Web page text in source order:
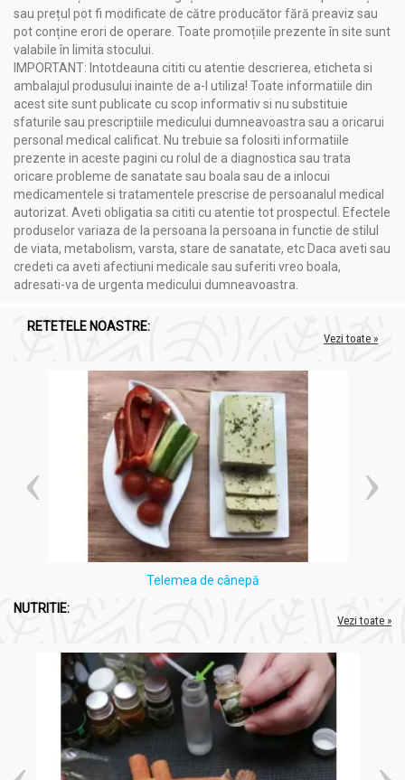
sau prețul pot fi modificate de către producător fără preaviz sau
pot conține erori de operare. Toate promoțiile prezente în site sunt
valabile în limita stocului.
IMPORTANT: Intotdeauna cititi cu atentie descrierea, eticheta si
ambalajul produsului inainte de a-l utiliza! Toate informatiile din
acest site sunt publicate cu scop informativ si nu substituie
sfaturile sau prescriptiile medicului dumneavoastra sau a oricarui
personal medical calificat. Nu trebuie sa folositi informatiile
prezente in aceste pagini cu rolul de a diagnostica sau trata
oricare probleme de sanatate sau boala sau de a inlocui
medicamentele si tratamentele prescrise de persoanalul medical
autorizat. Aveti obligatia sa cititi cu atentie tot prospectul. Efectele
produselor variaza de la persoana la persoana in functie de stilul
de viata, metabolism, varsta, stare de sanatate, etc Daca aveti sau
credeti ca aveti afectiuni medicale sau suferiti vreo boala,
adresati-va de urgenta medicului dumneavoastra.
RETETELE NOASTRE:
Vezi toate »
Telemea de cânepă
NUTRITIE:
Vezi toate »